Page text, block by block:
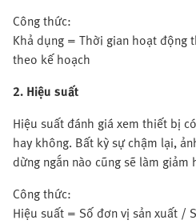
Công thức:
Khả dụng = Thời gian hoạt động
theo kế hoạch
2. Hiệu suất
Hiệu suất đánh giá xem thiết bị
hay không. Bất kỳ sự chậm lại,
dừng ngắn nào cũng sẽ làm giảm
Công thức:
Hiệu suất = Số đơn vị sản xuất /